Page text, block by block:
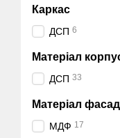
Каркас
ДСП 6
Матеріал
ДСП 33
Матеріал
МДФ 17